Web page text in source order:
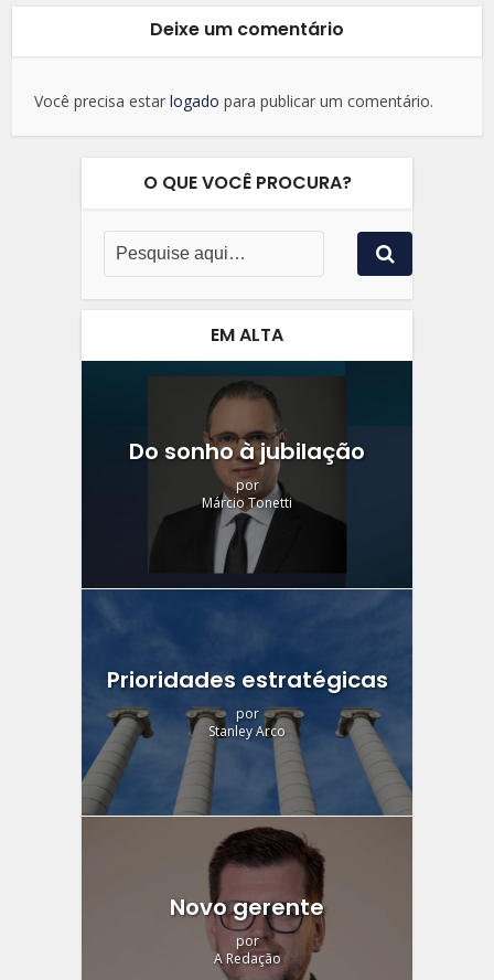
Deixe um comentário
Você precisa estarlogado para publicar um comentário.
O QUE VOCÊ PROCURA?
EM ALTA
Do sonho à jubilação
por
Márcio Tonetti
Prioridades estratégicas
por
Stanley Arco
Novo gerente
por
A Redação